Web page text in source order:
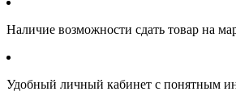
Наличие возможности сдать товар на
Удобный личный кабинет с понятным